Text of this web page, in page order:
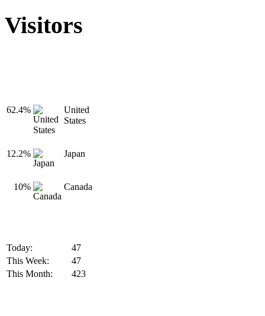
Visitors
62.4%
United
States
12.2% Japan
10% Canada
Today:
47
This Week:
47
This Month:
423